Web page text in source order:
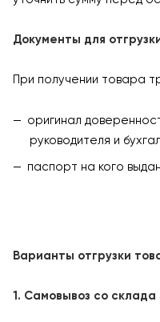
Документы для
При получении товара
оригинал
руководителя и
паспорт на кого
Варианты отгрузки
1. Самовывоз со склада